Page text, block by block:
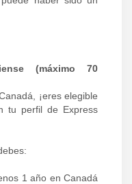
(máximo 70
¡eres elegible
tu perfil de Express
1 año en Canadá